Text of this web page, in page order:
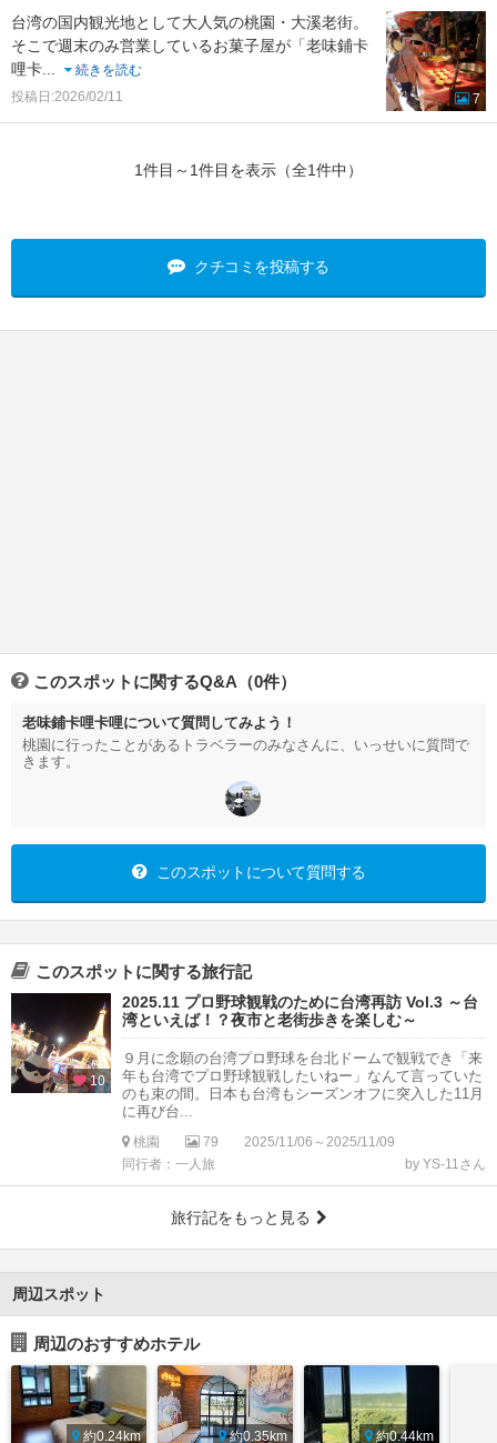
台湾の国内観光地として大人気の桃園・大溪老街。
そこで週末のみ営業しているお菓子屋が「老味鋪卡
哩卡...
続きを読む
投稿日:2026/02/11
7
1件目～1件目を表示（全1件中）
クチコミを投稿する
このスポットに関するQ&A（0件）
老味鋪卡哩卡哩について質問してみよう！
桃園に行ったことがあるトラベラーのみなさんに、いっせいに質問で
きます。
このスポットについて質問する
このスポットに関する旅行記
10
2025.11 プロ野球観戦のために台湾再訪 Vol.3 ～台
湾といえば！？夜市と老街歩きを楽しむ～
９月に念願の台湾プロ野球を台北ドームで観戦でき「来
年も台湾でプロ野球観戦したいねー」なんて言っていた
のも束の間。日本も台湾もシーズンオフに突入した11月
に再び台...
桃園 79
2025/11/06～2025/11/09
同行者：一人旅
by YS-11さん
旅行記をもっと見る
周辺スポット
周辺のおすすめホテル
約0.24km 約0.35km 約0.44km